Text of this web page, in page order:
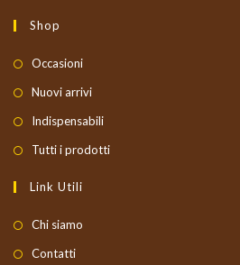
Shop
Occasioni
Nuovi arrivi
Indispensabili
Tutti i prodotti
Link Utili
Chi siamo
Contatti